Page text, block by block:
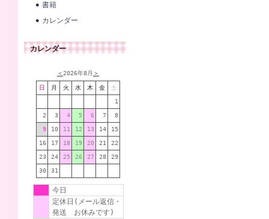
書籍
カレンダー
カレンダー
＜2026年8月 ＞
日 月 火 水 木 金 土
1
2 3 4 5 6 7 8
9 10 11 12 13 14 15
16 17 18 19 20 21 22
23 24 25 26 27 28 29
30 31
今日
定休日(メール返信・
発送 お休みです)